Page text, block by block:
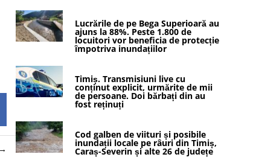
Lucrările de pe Bega Superioară au
ajuns la 88%. Peste 1.800 de
locuitori vor beneficia de protecție
împotriva inundațiilor
Timiș. Transmisiuni live cu
conținut explicit, urmărite de mii
de persoane. Doi bărbați din au
fost reținuți
Cod galben de viituri și posibile
inundații locale pe râuri din Timiș,
Caraș-Severin și alte 26 de județe